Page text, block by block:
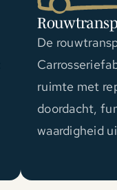
De
ruimte met
doordacht,
waardigheid